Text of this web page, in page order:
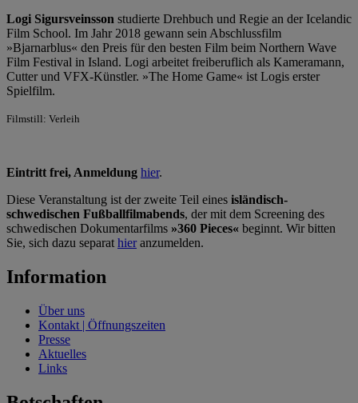
Logi Sigursveinsson studierte Drehbuch und Regie an der Icelandic
Film School. Im Jahr 2018 gewann sein Abschlussfilm
»Bjarnarblus« den Preis für den besten Film beim Northern Wave
Film Festival in Island. Logi arbeitet freiberuflich als Kameramann,
Cutter und VFX-Künstler. »The Home Game« ist Logis erster
Spielfilm.
Filmstill: Verleih
Eintritt frei, Anmeldung hier.
Diese Veranstaltung ist der zweite Teil eines isländisch-
schwedischen Fußballfilmabends, der mit dem Screening des
schwedischen Dokumentarfilms »360 Pieces« beginnt. Wir bitten
Sie, sich dazu separat hieranzumelden.
Information
Über uns
Kontakt | Öffnungszeiten
Presse
Aktuelles
Links